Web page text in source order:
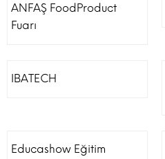
ANFAŞ FoodProduct
Fuarı
IBATECH
Educashow Eğitim